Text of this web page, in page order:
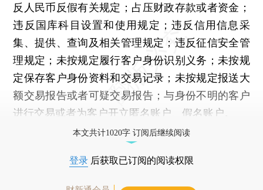
反人民币反假有关规定；占压财政存款或者资金；
违反国库科目设置和使用规定；违反信用信息采
集、提供、查询及相关管理规定；违反征信安全管
理规定；未按规定履行客户身份识别义务；未按规
定保存客户身份资料和交易记录；未按规定报送大
额交易报告或者可疑交易报告；与身份不明的客户
进行交易或者为客户开立匿名账户、假名账户。
本文共计1020字 订阅后继续阅读
登录 后获取已订阅的阅读权限